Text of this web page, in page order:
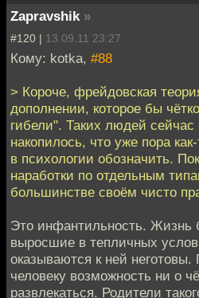
Zapravshik »
#120 | 13.09.11 23:27
Кому: kotka, #88
> Короче, фрейдовская
дополнении, которое бы
гибели". Таких людей сейчас
накопилось, что уже пора
в психологии обозначить.
наработки по отдельным
большинстве своём чисто
Это инфантильность. Жизнь
выросшие в тепличных
оказываются к ней неготовы.
человеку возможность ни о
развлекаться. Родители